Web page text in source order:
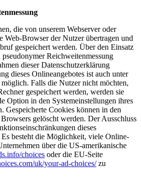
die von unserem Webserver oder
Web-Browser der Nutzer übertragen und
gespeichert werden. Über den Einsatz
Reichweitenmessung
dieser Datenschutzerklärung
dieses Onlineangebotes ist auch unter
Falls die Nutzer nicht möchten,
gespeichert werden, werden sie
Option in den Systemeinstellungen ihres
Gespeicherte Cookies können in den
gelöscht werden. Der Ausschluss
dieses
besteht die Möglichkeit, viele Online-
über die US-amerikanische
choices oder die EU-Seite
uk/your-ad-choices/zu